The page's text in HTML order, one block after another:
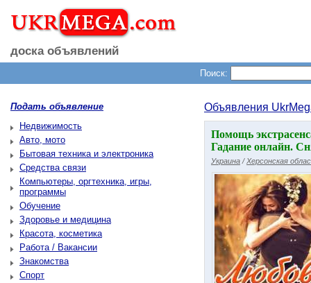
доска объявлений
Поиск:
Подать объявление
Недвижимость
Авто, мото
Бытовая техника и электроника
Средства связи
Компьютеры, оргтехника, игры,
программы
Обучение
Здоровье и медицина
Красота, косметика
Работа / Вакансии
Знакомства
Спорт
Объявления
Помощь
Гадание онлайн.
Украина / Херсонская